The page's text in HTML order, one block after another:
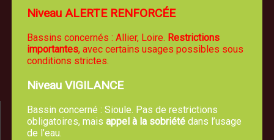
5, route de Moulins 03460 Trévol
04 70 42 61 44
Nous écrire un email
Niveau ALERTE RENFORCÉE
Bassins concernés : Allier, Loire. Restrictions
importantes, avec certains usages possibles sous
conditions strictes.
Niveau VIGILANCE
Bassin concerné : Sioule. Pas de restrictions
obligatoires, mais appel à la sobriétédans l’usage
de l’eau.